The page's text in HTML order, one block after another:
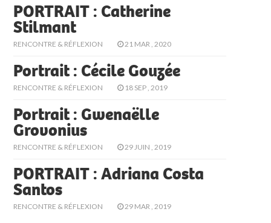
PORTRAIT : Catherine
Stilmant
RENCONTRE & RÉFLEXION 21 MAR , 2020
Portrait : Cécile Gouzée
RENCONTRE & RÉFLEXION 18 SEP , 2019
Portrait : Gwenaëlle
Grovonius
RENCONTRE & RÉFLEXION 29 JUIN , 2019
PORTRAIT : Adriana Costa
Santos
RENCONTRE & RÉFLEXION 29 MAR , 2019